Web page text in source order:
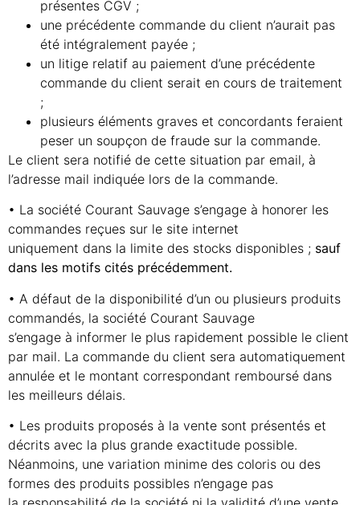
présentes CGV ;
une précédente commande du client n’aurait pas
été intégralement payée ;
un litige relatif au paiement d’une précédente
commande du client serait en cours de traitement
;
plusieurs éléments graves et concordants feraient
peser un soupçon de fraude sur la commande.
Le client sera notifié de cette situation par email, à
l’adresse mail indiquée lors de la commande.
• La société Courant Sauvage s’engage à honorer les
commandes reçues sur le site internet
uniquement dans la limite des stocks disponibles ; sauf
dans les motifs cités précédemment.
• A défaut de la disponibilité d’un ou plusieurs produits
commandés, la société Courant Sauvage
s’engage à informer le plus rapidement possible le client
par mail. La commande du client sera automatiquement
annulée et le montant correspondant remboursé dans
les meilleurs délais.
• Les produits proposés à la vente sont présentés et
décrits avec la plus grande exactitude possible.
Néanmoins, une variation minime des coloris ou des
formes des produits possibles n’engage pas